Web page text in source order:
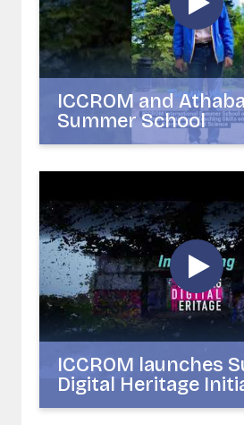
ICCROM and
Summer School
ICCROM launches
Digital Heritage